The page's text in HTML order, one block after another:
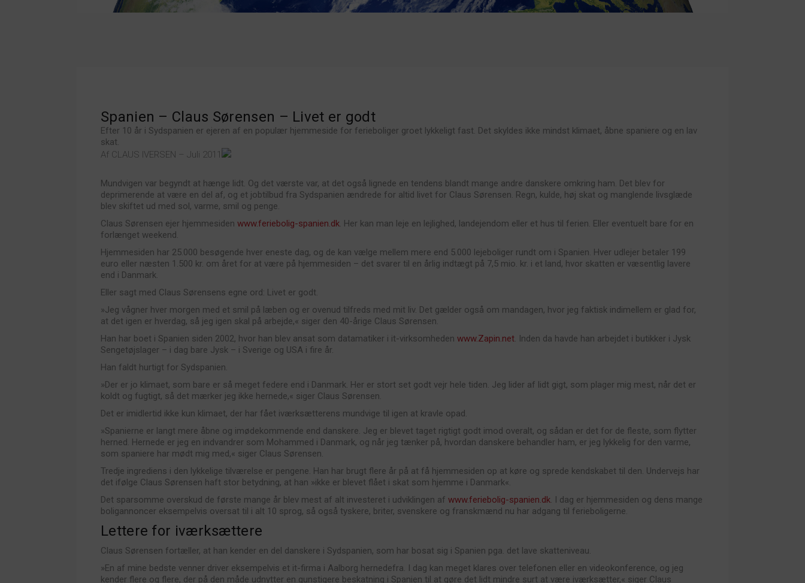
Spanien – Claus Sørensen – Livet er godt
Efter 10 år i Sydspanien er ejeren af en populær hjemmeside for ferieboliger groet lykkeligt fast. Det skyldes ikke mindst klimaet, åbne spaniere og en lav
skat.
Af CLAUS IVERSEN – Juli 2011
Mundvigen var begyndt at hænge lidt. Og det værste var, at det også lignede en tendens blandt mange andre danskere omkring ham. Det blev for
deprimerende at være en del af, og et jobtilbud fra Sydspanien ændrede for altid livet for Claus Sørensen. Regn, kulde, høj skat og manglende livsglæde
blev skiftet ud med sol, varme, smil og penge.
Claus Sørensen ejer hjemmesiden www.feriebolig-spanien.dk. Her kan man leje en lejlighed, landejendom eller et hus til ferien. Eller eventuelt bare for en
forlænget weekend.
Hjemmesiden har 25.000 besøgende hver eneste dag, og de kan vælge mellem mere end 5.000 lejeboliger rundt om i Spanien. Hver udlejer betaler 199
euro eller næsten 1.500 kr. om året for at være på hjemmesiden – det svarer til en årlig indtægt på 7,5 mio. kr. i et land, hvor skatten er væsentlig lavere
end i Danmark.
Eller sagt med Claus Sørensens egne ord: Livet er godt.
»Jeg vågner hver morgen med et smil på læben og er ovenud tilfreds med mit liv. Det gælder også om mandagen, hvor jeg faktisk indimellem er glad for,
at det igen er hverdag, så jeg igen skal på arbejde,« siger den 40-årige Claus Sørensen.
Han har boet i Spanien siden 2002, hvor han blev ansat som datamatiker i it-virksomheden www.Zapin.net. Inden da havde han arbejdet i butikker i Jysk
Sengetøjslager – i dag bare Jysk – i Sverige og USA i fire år.
Han faldt hurtigt for Sydspanien.
»Der er jo klimaet, som bare er så meget federe end i Danmark. Her er stort set godt vejr hele tiden. Jeg lider af lidt gigt, som plager mig mest, når det er
koldt og fugtigt, så det mærker jeg ikke hernede,« siger Claus Sørensen.
Det er imidlertid ikke kun klimaet, der har fået iværksætterens mundvige til igen at kravle opad.
»Spanierne er langt mere åbne og imødekommende end danskere. Jeg er blevet taget rigtigt godt imod overalt, og sådan er det for de fleste, som flytter
herned. Hernede er jeg en indvandrer som Mohammed i Danmark, og når jeg tænker på, hvordan danskere behandler ham, er jeg lykkelig for den varme,
som spaniere har mødt mig med,« siger Claus Sørensen.
Tredje ingrediens i den lykkelige tilværelse er pengene. Han har brugt flere år på at få hjemmesiden op at køre og sprede kendskabet til den. Undervejs har
det ifølge Claus Sørensen haft stor betydning, at han »ikke er blevet flået i skat som hjemme i Danmark«.
Det sparsomme overskud de første mange år blev mest af alt investeret i udviklingen af www.feriebolig-spanien.dk. I dag er hjemmesiden og dens mange
boligannoncer eksempelvis oversat til i alt 10 sprog, så også tyskere, briter, svenskere og franskmænd nu har adgang til ferieboligerne.
Lettere for iværksættere
Claus Sørensen fortæller, at han kender en del danskere i Sydspanien, som har bosat sig i Spanien pga. det lave skatteniveau.
»En af mine bedste venner driver eksempelvis et it-firma i Aalborg hernedefra. I dag kan meget klares over telefonen eller en videokonference, og jeg
kender flere og flere, der på den måde udnytter en gunstigere beskatning i Spanien til at gøre det lidt mindre surt at være iværksætter,« siger Claus